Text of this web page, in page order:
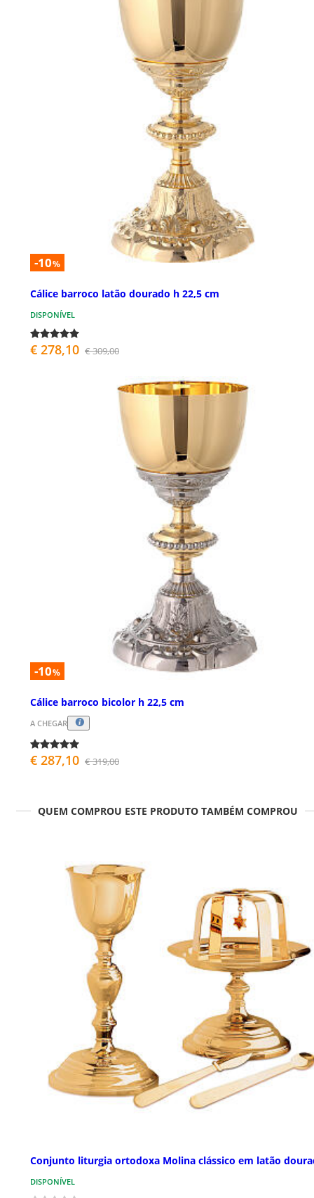
-10%
Cálice barroco latão dourado h 22,5 cm
DISPONÍVEL
€ 278,10 € 309,00
-10%
Cálice barroco bicolor h 22,5 cm
A CHEGAR
€ 287,10 € 319,00
QUEM COMPROU ESTE PRODUTO TAMBÉM COMPROU
Conjunto liturgia ortodoxa Molina clássico em latão
DISPONÍVEL